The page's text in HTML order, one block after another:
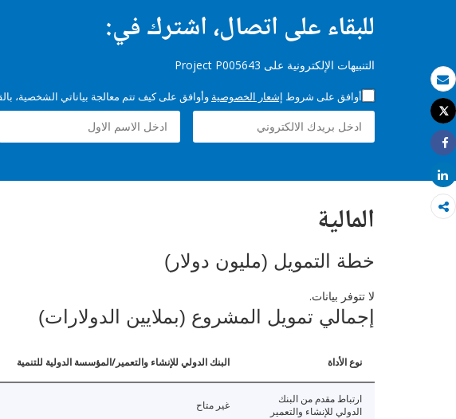
بريد الكتروني
طباعة
Tweet
Share
Share
للبقاء على اتصال، اشترك في:
التنبيهات الإلكترونية على Project P005643
أوافق على شروط إشعار الخصوصية وأوافق على كيف تتم معالجة بياناتي الشخصية،
المالية
خطة التمويل (مليون دولار)
لا تتوفر بيانات.
إجمالي تمويل المشروع (بملايين الدولارات)
نوع الأداة البنك الدولي للإنشاء والتعمير/المؤسسة الدولية للتنمية
ارتباط مقدم من البنك
الدولي للإنشاء والتعمير
غير متاح